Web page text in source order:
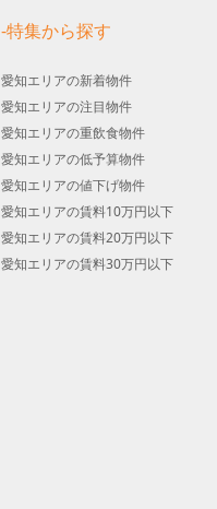
-特集から探す
愛知エリアの新着物件
愛知エリアの注目物件
愛知エリアの重飲食物件
愛知エリアの低予算物件
愛知エリアの値下げ物件
愛知エリアの賃料10万円以下
愛知エリアの賃料20万円以下
愛知エリアの賃料30万円以下